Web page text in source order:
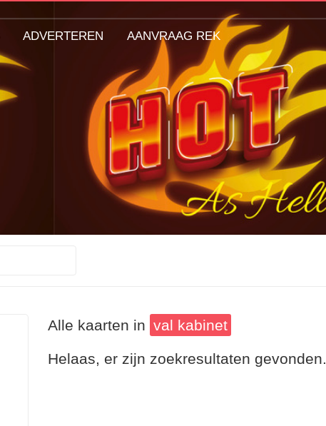
Alle kaarten in val kabinet
Helaas, er zijn zoekresultaten gevonden.
ADVERTEREN AANVRAAG REK